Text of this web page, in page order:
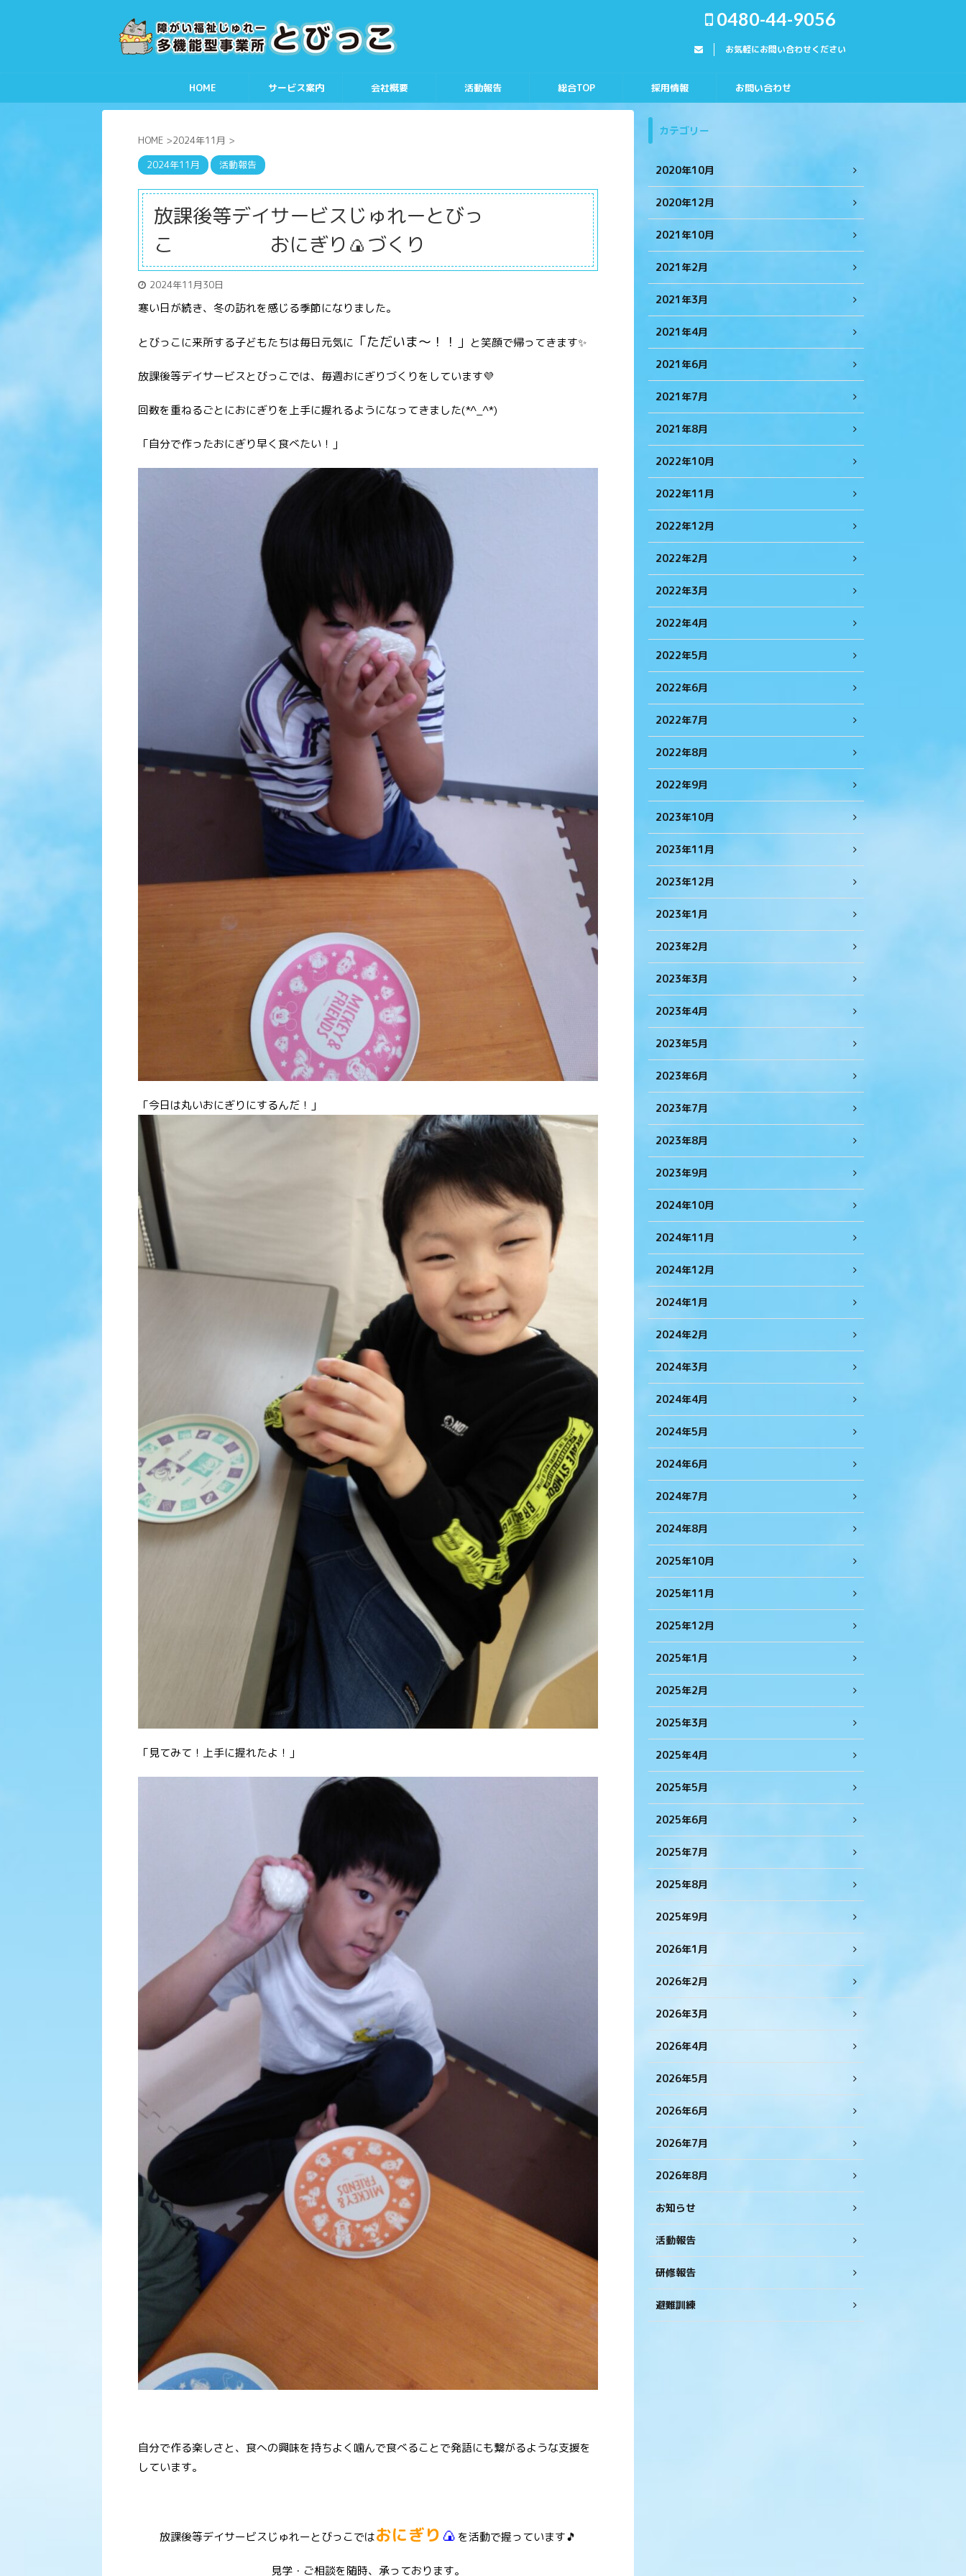
0480-44-9056
お気軽にお問い合わせください
HOME サービス案内 会社概要 活動報告 総合TOP 採用情報 お問い合わせ
HOME >2024年11月 >
2024年11月
活動報告
放課後等デイサービスじゅれーとびっ
こ おにぎり🍙づくり
2024年11月30日
寒い日が続き、冬の訪れを感じる季節になりました。
とびっこに来所する子どもたちは毎日元気に 「ただいま～！！」 と笑顔で帰ってきます✨
放課後等デイサービスとびっこでは、毎週おにぎりづくりをしています💜
回数を重ねるごとにおにぎりを上手に握れるようになってきました(*^_^*)
「自分で作ったおにぎり早く食べたい！」
「今日は丸いおにぎりにするんだ！」
「見てみて！上手に握れたよ！」
自分で作る楽しさと、食への興味を持ちよく噛んで食べることで発語にも繋がるような支援を
しています。
放課後等デイサービスじゅれーとびっこではおにぎり🍙 を活動で握っています🎵
見学・ご相談を随時、承っております。
カテゴリー
2020年10月
2020年12月
2021年10月
2021年2月
2021年3月
2021年4月
2021年6月
2021年7月
2021年8月
2022年10月
2022年11月
2022年12月
2022年2月
2022年3月
2022年4月
2022年5月
2022年6月
2022年7月
2022年8月
2022年9月
2023年10月
2023年11月
2023年12月
2023年1月
2023年2月
2023年3月
2023年4月
2023年5月
2023年6月
2023年7月
2023年8月
2023年9月
2024年10月
2024年11月
2024年12月
2024年1月
2024年2月
2024年3月
2024年4月
2024年5月
2024年6月
2024年7月
2024年8月
2025年10月
2025年11月
2025年12月
2025年1月
2025年2月
2025年3月
2025年4月
2025年5月
2025年6月
2025年7月
2025年8月
2025年9月
2026年1月
2026年2月
2026年3月
2026年4月
2026年5月
2026年6月
2026年7月
2026年8月
お知らせ
活動報告
研修報告
避難訓練